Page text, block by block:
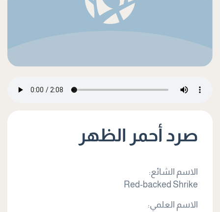
صرد أحمر الظهر
الاسم الشائع:
Red-backed Shrike
الاسم العلمي: